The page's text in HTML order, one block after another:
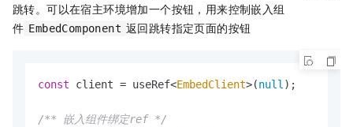
跳转。可以在宿主环境增加一个按钮，用来控制嵌入组
件 EmbedComponent 返回跳转指定页面的按钮
const client = useRef<EmbedClient>(null);
/** 嵌入组件绑定ref */